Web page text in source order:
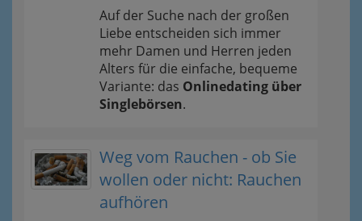
Auf der Suche nach der großen
Liebe entscheiden sich immer
mehr Damen und Herren jeden
Alters für die einfache, bequeme
Variante: das Onlinedating über
Singlebörsen.
Weg vom Rauchen - ob Sie
wollen oder nicht: Rauchen
aufhören